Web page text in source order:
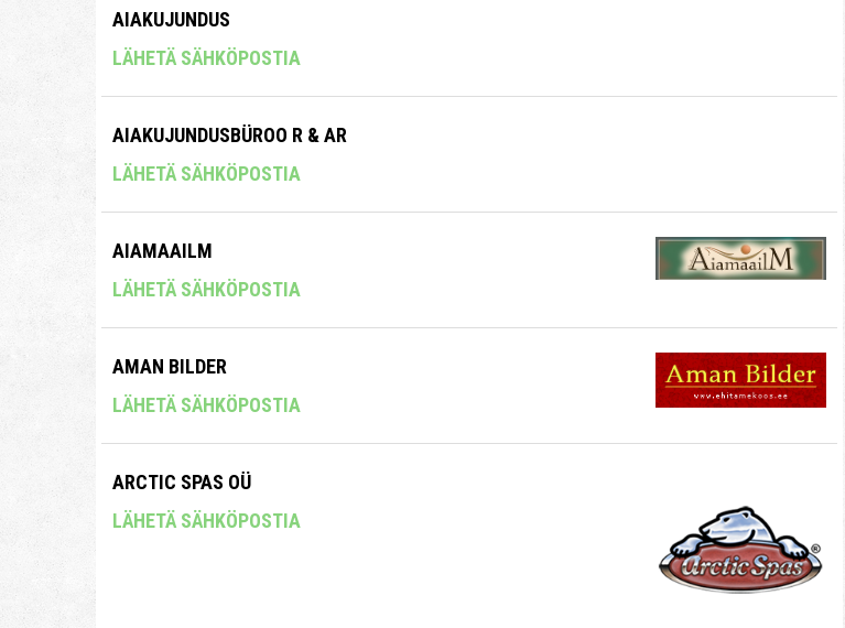
AIAKUJUNDUS
LÄHETÄ SÄHKÖPOSTIA
AIAKUJUNDUSBÜROO R & AR
LÄHETÄ SÄHKÖPOSTIA
AIAMAAILM
LÄHETÄ SÄHKÖPOSTIA
AMAN BILDER
LÄHETÄ SÄHKÖPOSTIA
ARCTIC SPAS OÜ
LÄHETÄ SÄHKÖPOSTIA